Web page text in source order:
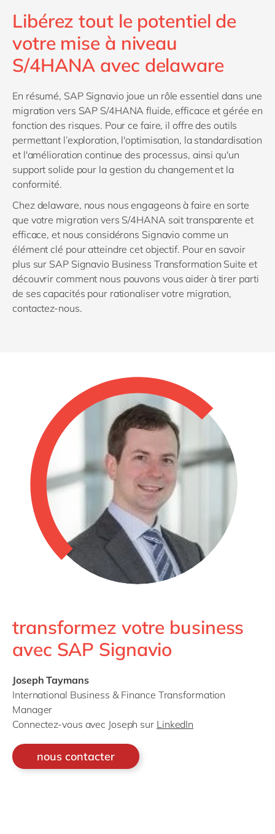
Libérez tout le potentiel de
votre mise à niveau
S/4HANA avec delaware
En résumé, SAP Signavio joue un rôle essentiel dans une
migration vers SAP S/4HANA fluide, efficace et gérée en
fonction des risques. Pour ce faire, il offre des outils
permettant l’exploration, l'optimisation, la standardisation
et l'amélioration continue des processus, ainsi qu'un
support solide pour la gestion du changement et la
conformité.
Chez delaware, nous nous engageons à faire en sorte
que votre migration vers S/4HANA soit transparente et
efficace, et nous considérons Signavio comme un
élément clé pour atteindre cet objectif. Pour en savoir
plus sur SAP Signavio Business Transformation Suite et
découvrir comment nous pouvons vous aider à tirer parti
de ses capacités pour rationaliser votre migration,
contactez-nous.
transformez votre business
avec SAP Signavio
Joseph Taymans
International Business & Finance Transformation
Manager
Connectez-vous avec Joseph sur LinkedIn
nous contacter